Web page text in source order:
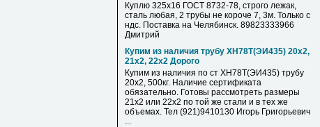
Куплю 325х16 ГОСТ 8732-78, строго лежак,
сталь любая, 2 трубы не короче 7, 3м. Только с
ндс. Поставка на Челябинск. 89823333966
Дмитрий
Купим из наличия трубу ХН78Т(ЭИ435) 20х2,
21х2, 22х2 Дорого
Купим из наличия по ст ХН78Т(ЭИ435) трубу
20х2, 500кг. Наличие сертификата
обязательно. Готовы рассмотреть размеры
21х2 или 22х2 по той же стали и в тех же
объемах. Тел (921)9410130 Игорь Григорьевич
...